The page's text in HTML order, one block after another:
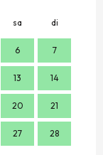
sa di
6 7
13 14
20 21
27 28